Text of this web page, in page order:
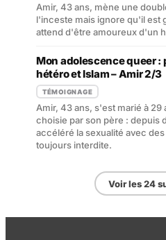
Amir, 43 ans, mène une
l'inceste mais ignore qu'il est
attend d'être amoureux d'un
Mon adolescence queer :
hétéro et Islam – Amir 2/3
TÉMOIGNAGE
Amir, 43 ans, s'est marié à 29
choisie par son père : depuis
accéléré la sexualité avec
toujours interdite.
Voir les 24